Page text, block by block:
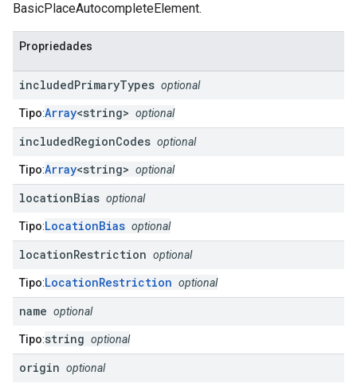
BasicPlaceAutocompleteElement.
Propriedades
includedPrimaryTypes optional
Tipo:Array<string> optional
includedRegionCodes optional
Tipo:Array<string> optional
locationBias optional
Tipo:LocationBias optional
locationRestriction optional
Tipo:LocationRestriction optional
name optional
Tipo:string optional
origin optional